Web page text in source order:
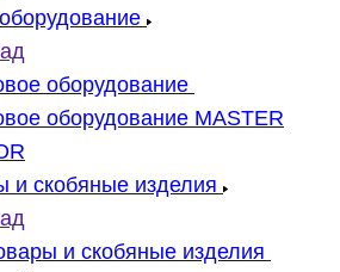
оборудование
оборудование MASTER
и скобяные изделия
и скобяные изделия